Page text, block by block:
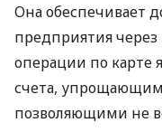
Она обеспечивает
предприятия
операции по карте
счета,
позволяющими не